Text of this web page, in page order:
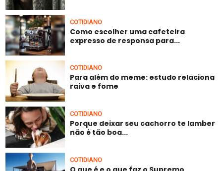
COTIDIANO
Como escolher uma cafeteira
expresso de responsa para...
COTIDIANO
Para além do meme: estudo relaciona
raiva e fome
COTIDIANO
Porque deixar seu cachorro te lamber
não é tão boa...
COTIDIANO